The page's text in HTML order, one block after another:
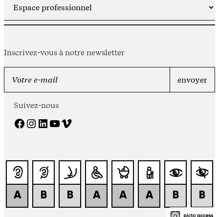
Inscrivez-vous à notre newsletter
Suivez-nous
Facebook Instagram LinkedIn YouTube Vimeo